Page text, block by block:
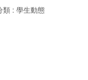
類 : 學生動態